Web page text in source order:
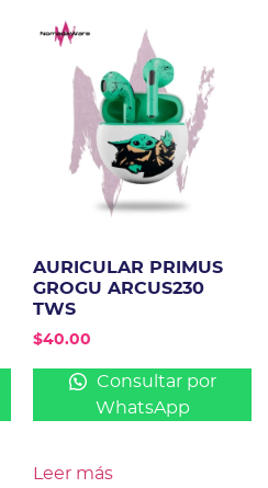
AURICULAR PRIMUS
GROGU ARCUS230
TWS
$40.00
Consultar por
WhatsApp
Leer más